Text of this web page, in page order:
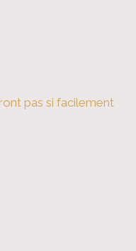
pas si facilement